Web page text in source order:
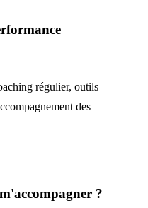
régulier, outils
des
?